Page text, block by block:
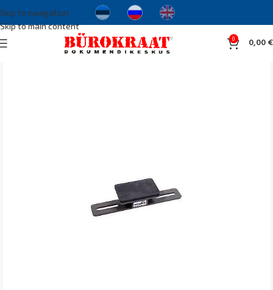
Skip to navigation
Skip to main content
0 0,00€